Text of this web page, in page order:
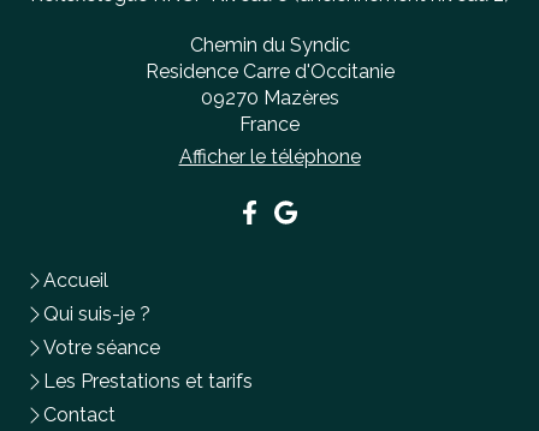
Chemin du Syndic
Residence Carre d'Occitanie
09270 Mazères
France
Afficher le téléphone
Accueil
Qui suis-je ?
Votre séance
Les Prestations et tarifs
Contact